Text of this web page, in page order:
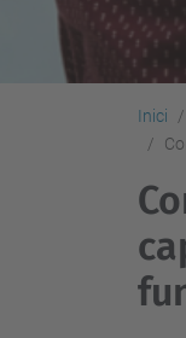
Inici